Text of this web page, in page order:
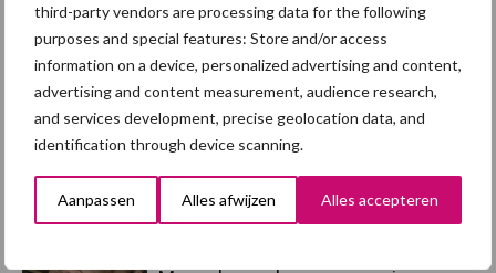
third-party vendors are processing data for the following
purposes and special features: Store and/or access
information on a device, personalized advertising and content,
advertising and content measurement, audience research,
and services development, precise geolocation data, and
identification through device scanning.
Aanpassen Alles afwijzen Alles accepteren
7 aug
Hittestress: wat gebeurt er en hoe
kunnen we het voorkomen?
5 aug
“Vraag naar praktische
groter dan ooit”